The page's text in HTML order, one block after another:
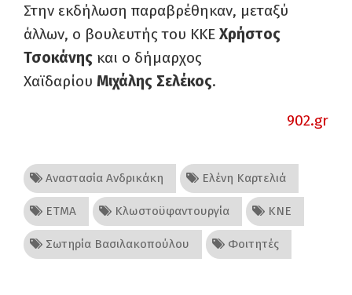
Στην εκδήλωση παραβρέθηκαν, μεταξύ
άλλων, ο βουλευτής του ΚΚΕ Χρήστος
Τσοκάνης και ο δήμαρχος
Χαϊδαρίου Μιχάλης Σελέκος.
902.gr
Αναστασία Ανδρικάκη Ελένη Καρτελιά
ΕΤΜΑ Κλωστοϋφαντουργία ΚΝΕ
Σωτηρία Βασιλακοπούλου Φοιτητές